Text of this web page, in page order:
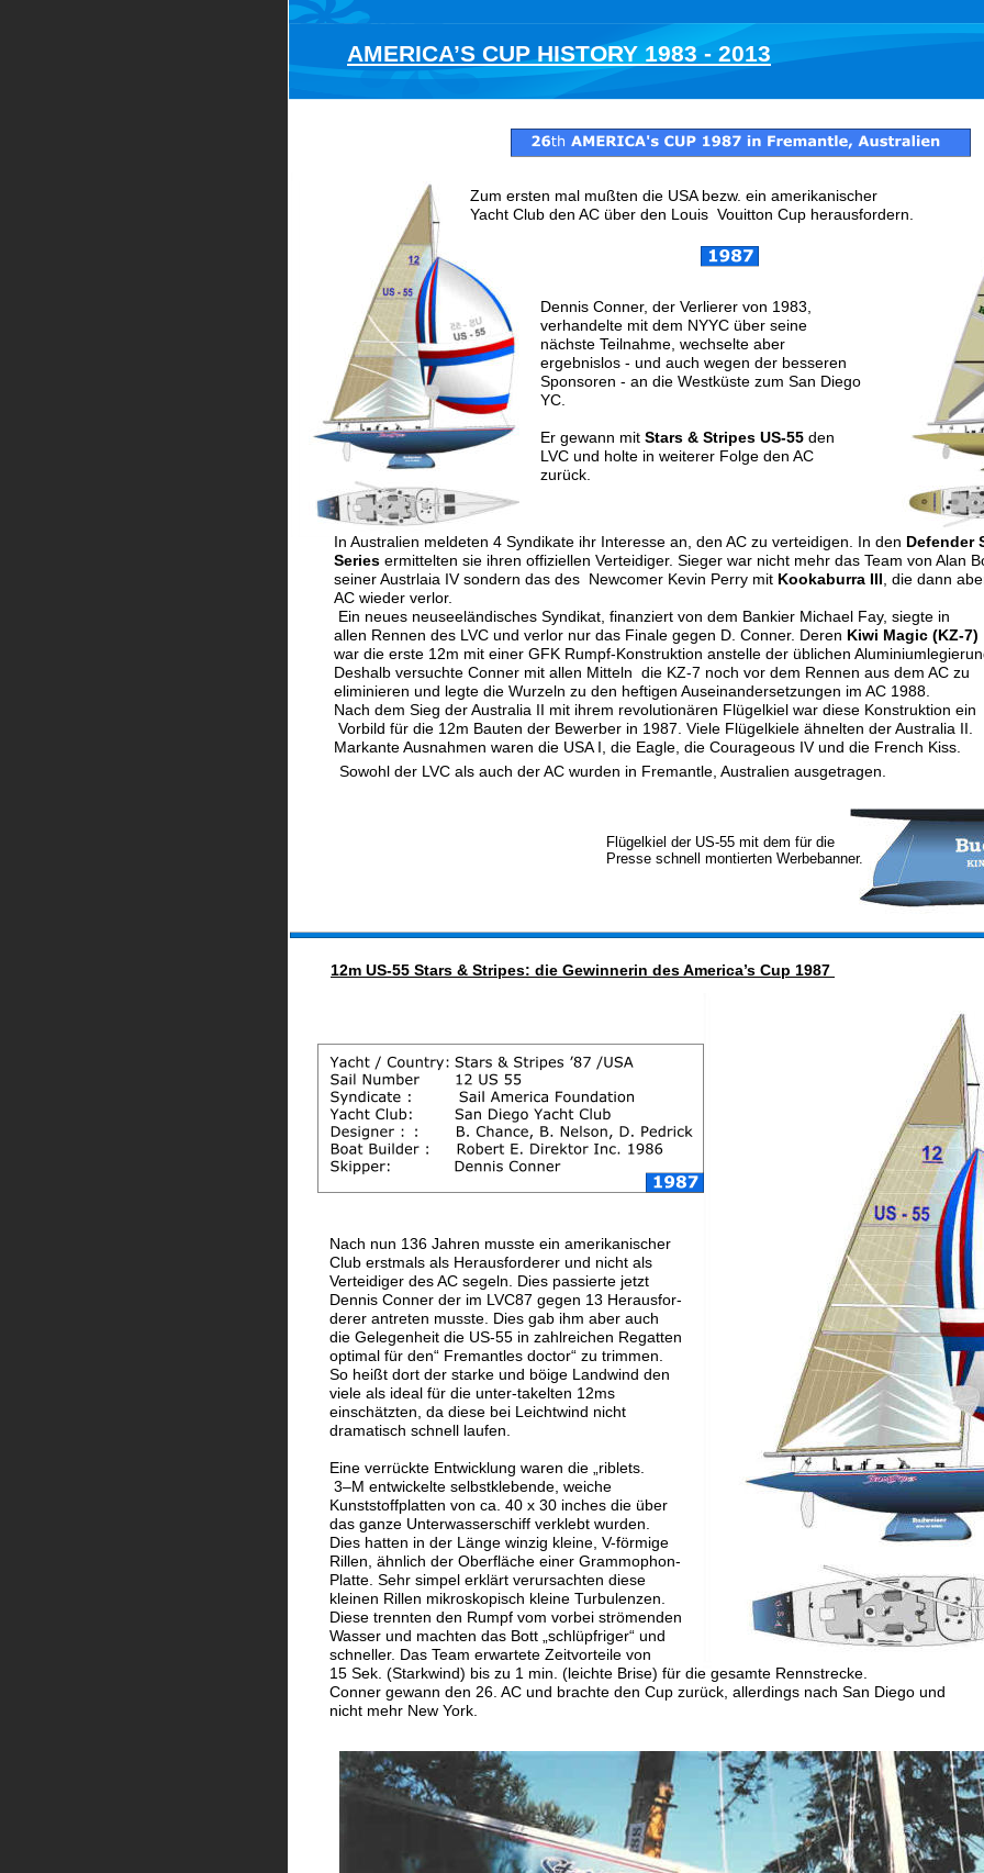
25th AMERICA's CUP 1983
Flügelkiel der US-55 mit dem für die
Presse schnell montierten Werbebanner.
Fremantle , Australia
In Australien meldeten 4 Syndikate ihr Interesse an, den AC zu verteidigen. In den Defender
Series ermittelten sie ihren offiziellen Verteidiger. Sieger war nicht mehr das Team von Alan
seiner Austrlaia IV sondern das des  Newcomer Kevin Perry mit Kookaburra III , die dann
AC wieder verlor.
Ein neues neuseeländisches Syndikat, finanziert von dem Bankier Michael Fay, siegte in
allen Rennen des LVC und verlor nur das Finale gegen D. Conner. Deren Kiwi Magic (KZ-7)
war die erste 12m mit einer GFK Rumpf-Konstruktion anstelle der üblichen
Deshalb versuchte Conner mit allen Mitteln  die KZ-7 noch vor dem Rennen aus dem AC zu
eliminieren und legte die Wurzeln zu den heftigen Auseinandersetzungen im AC 1988.
Nach dem Sieg der Australia II mit ihrem revolutionären Flügelkiel war diese Konstruktion ein
Vorbild für die 12m Bauten der Bewerber in 1987. Viele Flügelkiele ähnelten der Australia II.
Markante Ausnahmen waren die USA I, die Eagle, die Courageous IV und die French Kiss.
Dennis Conner, der Verlierer von 1983,
verhandelte mit dem NYYC über seine
nächste Teilnahme, wechselte aber
ergebnislos - und auch wegen der besseren
Sponsoren - an die Westküste zum San Diego
YC.
Er gewann mit Stars & Stripes US-55 den
LVC und holte in weiterer Folge den AC
zurück.
Sowohl der LVC als auch der AC wurden in Fremantle, Australien ausgetragen.
Zum ersten mal mußten die USA bezw. ein amerikanischer
Yacht Club den AC über den Louis  Vouitton Cup herausfordern.
25th AMERICA's CUP 1983 Newport,
12m US-55 Stars & Stripes: die Gewinnerin des America’s Cup 1987
Nach nun 136 Jahren musste ein amerikanischer
Club erstmals als Herausforderer und nicht als
Verteidiger des AC segeln. Dies passierte jetzt
Dennis Conner der im LVC87 gegen 13 Herausfor-
derer antreten musste. Dies gab ihm aber auch
die Gelegenheit die US-55 in zahlreichen Regatten
optimal für den“ Fremantles doctor“ zu trimmen.
So heißt dort der starke und böige Landwind den
viele als ideal für die unter-takelten 12ms
einschätzten, da diese bei Leichtwind nicht
dramatisch schnell laufen.
Eine verrückte Entwicklung waren die „riblets.
3–M entwickelte selbstklebende, weiche
Kunststoffplatten von ca. 40 x 30 inches die über
das ganze Unterwasserschiff verklebt wurden.
Dies hatten in der Länge winzig kleine, V-förmige
Rillen, ähnlich der Oberfläche einer Grammophon-
Platte. Sehr simpel erklärt verursachten diese
kleinen Rillen mikroskopisch kleine Turbulenzen.
Diese trennten den Rumpf vom vorbei strömenden
Wasser und machten das Bott „schlüpfriger“ und
schneller. Das Team erwartete Zeitvorteile von
15 Sek. (Starkwind) bis zu 1 min. (leichte Brise) für die gesamte Rennstrecke.
Conner gewann den 26. AC und brachte den Cup zurück, allerdings nach San Diego und
nicht mehr New York.
AMERICA’S CUP HISTORY 1983 - 2013